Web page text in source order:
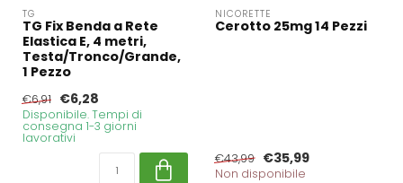
TG
TG Fix Benda a Rete
Elastica E, 4 metri,
Testa/Tronco/Grande,
1 Pezzo
€6,91 €6,28
Disponibile. Tempi di
consegna 1-3 giorni
lavorativi
NICORETTE
Cerotto 25mg 14 Pezzi
€43,99 €35,99
Non disponibile